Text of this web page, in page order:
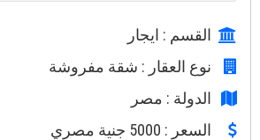
القسم : ايجار
نوع العقار : شقة مفروشة
الدولة : مصر
السعر : 5000 جنية مصري